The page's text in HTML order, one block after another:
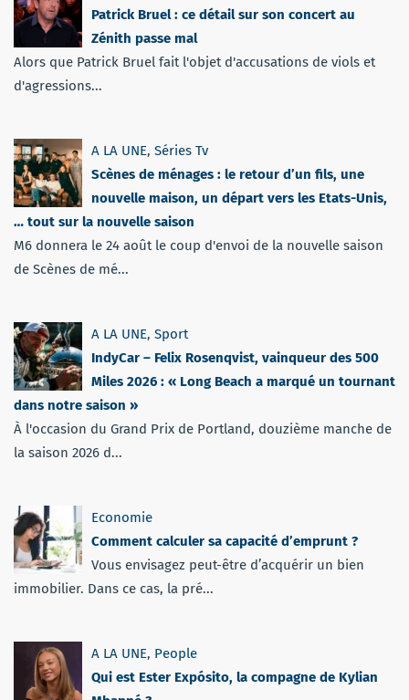
Patrick Bruel : ce détail sur son concert au
Zénith passe mal
Alors que Patrick Bruel fait l'objet d'accusations de viols et
d'agressions...
A LA UNE, Séries Tv
Scènes de ménages : le retour d’un fils, une
nouvelle maison, un départ vers les Etats-Unis,
… tout sur la nouvelle saison
M6 donnera le 24 août le coup d'envoi de la nouvelle saison
de Scènes de mé...
A LA UNE, Sport
IndyCar – Felix Rosenqvist, vainqueur des 500
Miles 2026 : « Long Beach a marqué un tournant
dans notre saison »
À l'occasion du Grand Prix de Portland, douzième manche de
la saison 2026 d...
Economie
Comment calculer sa capacité d’emprunt ?
Vous envisagez peut-être d’acquérir un bien
immobilier. Dans ce cas, la pré...
A LA UNE, People
Qui est Ester Expósito, la compagne de Kylian